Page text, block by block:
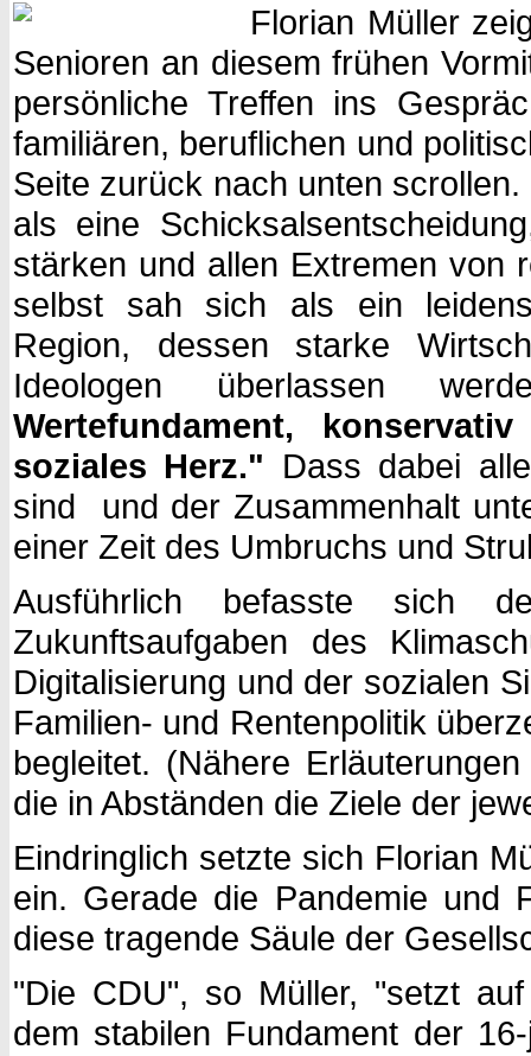
Florian Müller
Senioren an diesem frühen
persönliche Treffen ins
familiären, beruflichen und
Seite zurück nach unten
als eine
stärken und allen Extremen von
selbst sah sich als ein
Region, dessen starke
Ideologen überlassen
Wertefundament,
soziales Herz." Dass dabei
sind und der Zusammenhalt
einer Zeit des Umbruchs und
Ausführlich befasste sich
Zukunftsaufgaben des
Digitalisierung und der sozialen
Familien- und Rentenpolitik
begleitet. (Nähere
die in Abständen die Ziele der
Eindringlich setzte sich Florian
ein. Gerade die Pandemie und
diese tragende Säule der
"Die CDU", so Müller, "setzt
dem stabilen Fundament der